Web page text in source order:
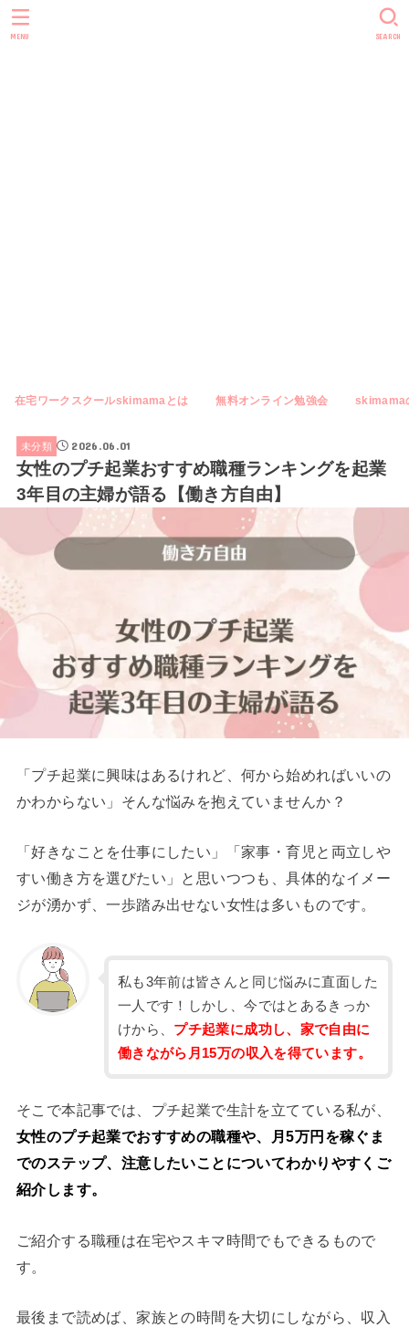
在宅ワークスクールskimamaとは 無料オンライン勉強会 skimama
SEARCH
MENU
未分類 2026.06.01
女性のプチ起業おすすめ職種ランキングを起業
3年目の主婦が語る【働き方自由】
「プチ起業に興味はあるけれど、何から始めればいいの
かわからない」そんな悩みを抱えていませんか？
「好きなことを仕事にしたい」「家事・育児と両立しや
すい働き方を選びたい」と思いつつも、具体的なイメー
ジが湧かず、一歩踏み出せない女性は多いものです。
私も3年前は皆さんと同じ悩みに直面した
一人です！しかし、今ではとあるきっか
けから、 プチ起業に成功し、家で自由に
働きながら月15万の収入を得ています。
そこで本記事では、プチ起業で生計を立てている私が、
女性のプチ起業でおすすめの職種や、月5万円を稼ぐま
でのステップ、注意したいことについてわかりやすくご
紹介します。
ご紹介する職種は在宅やスキマ時間でもできるもので
す。
最後まで読めば、家族との時間を大切にしながら、収入